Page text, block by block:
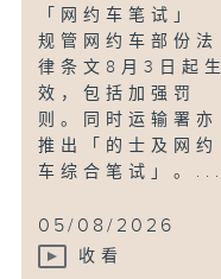
「网约车笔试」
规管网约车部份法
律条文8月3日起生
效，包括加强罚
则。同时运输署亦
推出「的士及网约
车综合笔试」。...
05/08/2026
收看